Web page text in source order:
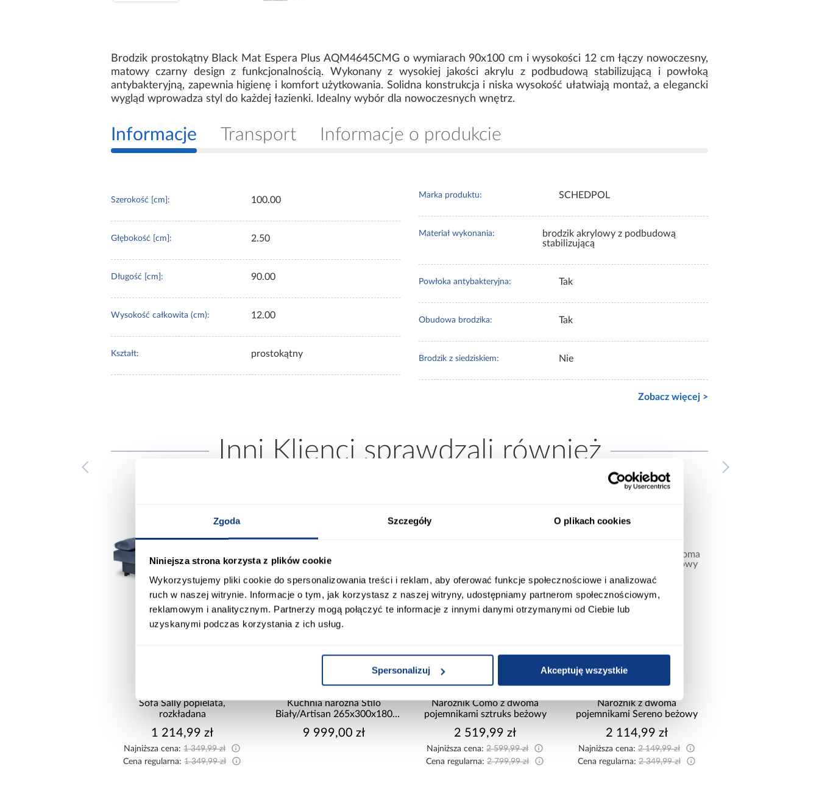
Zgoda Szczegóły O plikach cookies
Niniejsza strona korzysta z plików cookie
Wykorzystujemy pliki cookie do spersonalizowania treści i reklam, aby oferować funkcje społecznościowe i analizować
ruch w naszej witrynie. Informacje o tym, jak korzystasz z naszej witryny, udostępniamy partnerom społecznościowym,
reklamowym i analitycznym. Partnerzy mogą połączyć te informacje z innymi danymi otrzymanymi od Ciebie lub
uzyskanymi podczas korzystania z ich usług.
Spersonalizuj Akceptuję wszystkie
Brodzik prostokątny Black Mat Espera Plus AQM4645CMG o wymiarach 90x100 cm i wysokości 12 cm łączy nowoczesny,
matowy czarny design z funkcjonalnością. Wykonany z wysokiej jakości akrylu z podbudową stabilizującą i powłoką
antybakteryjną, zapewnia higienę i komfort użytkowania. Solidna konstrukcja i niska wysokość ułatwiają montaż, a elegancki
wygląd wprowadza styl do każdej łazienki. Idealny wybór dla nowoczesnych wnętrz.
Informacje Transport Informacje o produkcie
Szerokość [cm]: 100.00
Głębokość [cm]: 2.50
Długość [cm]: 90.00
Wysokość całkowita (cm): 12.00
Kształt: prostokątny
Marka produktu: SCHEDPOL
Materiał wykonania:
brodzik akrylowy z podbudową
stabilizującą
Powłoka antybakteryjna: Tak
Obudowa brodzika: Tak
Brodzik z siedziskiem: Nie
Zobacz więcej >
Inni Klienci sprawdzali również
Sofa Sally popielata,
rozkładana
1 214,99 zł
Najniższa cena:1 349,99 zł
Cena regularna:1 349,99 zł
Kuchnia narożna Stilo
Biały/Artisan 265x300x180
Cm
9 999,00 zł
Narożnik Como z dwoma
pojemnikami sztruks beżowy
2 519,99 zł
Najniższa cena:2 599,99 zł
Cena regularna:2 799,99 zł
Narożnik z dwoma
pojemnikami Sereno beżowy
2 114,99 zł
Najniższa cena:2 149,99 zł
Cena regularna:2 349,99 zł